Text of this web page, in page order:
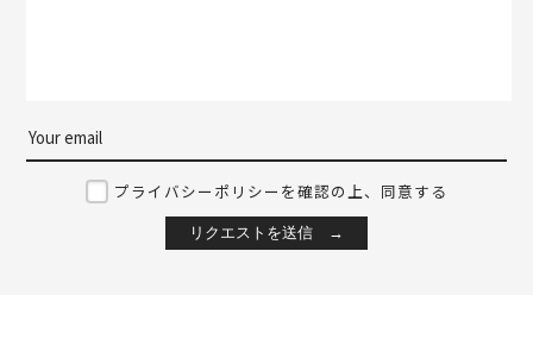
プライバシーポリシーを確認の上、同意する